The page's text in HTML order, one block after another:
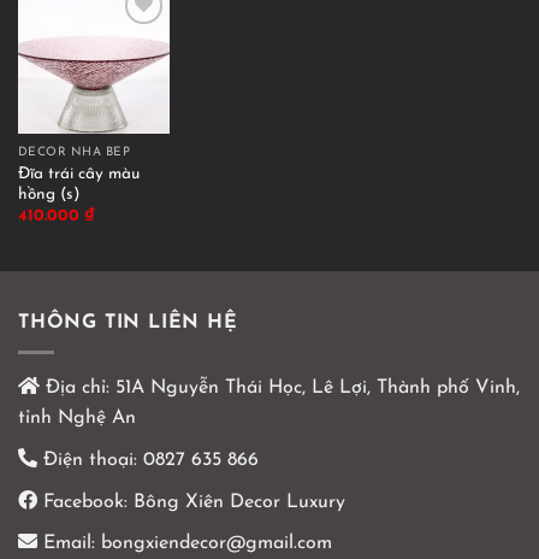
DECOR NHÀ BẾP
Đĩa trái cây màu
hồng (s)
410.000 ₫
THÔNG TIN LIÊN HỆ
Địa chỉ: 51A Nguyễn Thái Học, Lê Lợi, Thành phố Vinh,
tỉnh Nghệ An
Điện thoại: 0827 635 866
Facebook: Bông Xiên Decor Luxury
Email: bongxiendecor@gmail.com